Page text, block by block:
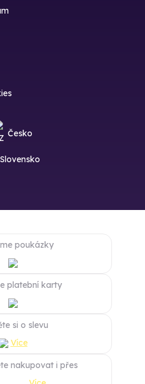
Česko
Slovensko
poukázky
platební karty
si o slevu
Více
nakupovat i přes